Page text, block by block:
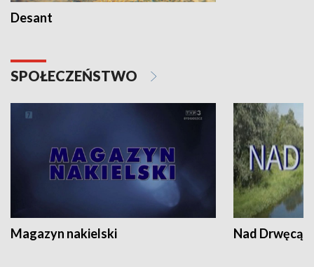
Desant
SPOŁECZEŃSTWO
Magazyn nakielski Nad Drwęcą